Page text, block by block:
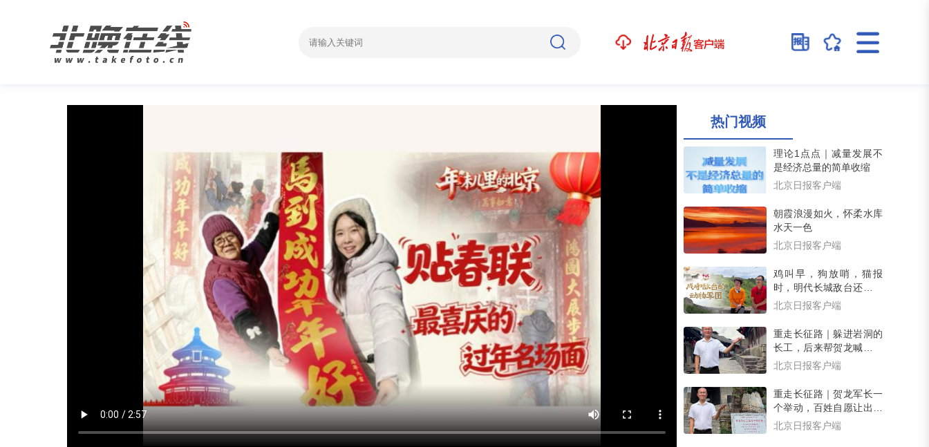
热门视频
理论1点点｜减量发展不
是经济总量的简单收缩
北京日报客户端
朝霞浪漫如火，怀柔水库
水天一色
北京日报客户端
鸡叫早，狗放哨，猫报
时，明代长城敌台还藏着
一支动物戍守军团（留言
北京日报客户端
重走长征路｜躲进岩洞的
长工，后来帮贺龙喊回了
逃跑的乡亲们，壮大了红
北京日报客户端
重走长征路｜贺龙军长一
个举动，百姓自愿让出家
宅，红三军在南腰界有了
北京日报客户端